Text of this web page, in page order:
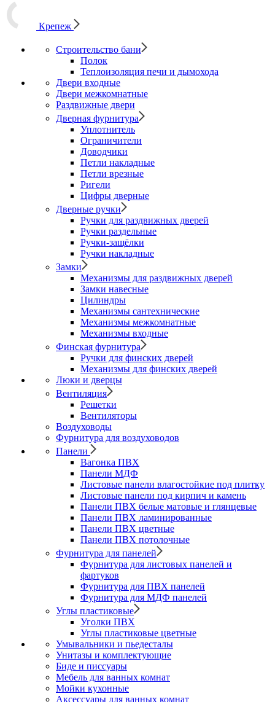
Крепеж
Строительство бани
Полок
Теплоизоляция печи и дымохода
Двери входные
Двери межкомнатные
Раздвижные двери
Дверная фурнитура
Уплотнитель
Ограничители
Доводчики
Петли накладные
Петли врезные
Ригели
Цифры дверные
Дверные ручки
Ручки для раздвижных дверей
Ручки раздельные
Ручки-защёлки
Ручки накладные
Замки
Механизмы для раздвижных дверей
Замки навесные
Цилиндры
Механизмы сантехнические
Механизмы межкомнатные
Механизмы входные
Финская фурнитура
Ручки для финских дверей
Механизмы для финских дверей
Люки и дверцы
Вентиляция
Решетки
Вентиляторы
Воздуховоды
Фурнитура для воздуховодов
Панели
Вагонка ПВХ
Панели МДФ
Листовые панели влагостойкие под плитку
Листовые панели под кирпич и камень
Панели ПВХ белые матовые и глянцевые
Панели ПВХ ламинированные
Панели ПВХ цветные
Панели ПВХ потолочные
Фурнитура для панелей
Фурнитура для листовых панелей и
фартуков
Фурнитура для ПВХ панелей
Фурнитура для МДФ панелей
Углы пластиковые
Уголки ПВХ
Углы пластиковые цветные
Умывальники и пьедесталы
Унитазы и комплектующие
Биде и писсуары
Мебель для ванных комнат
Мойки кухонные
Аксессуары для ванных комнат